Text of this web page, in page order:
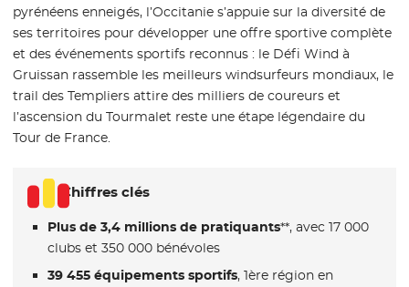
pyrénéens enneigés, l’Occitanie s’appuie sur la diversité de
ses territoires pour développer une offre sportive complète
et des événements sportifs reconnus : le Défi Wind à
Gruissan rassemble les meilleurs windsurfeurs mondiaux, le
trail des Templiers attire des milliers de coureurs et
l’ascension du Tourmalet reste une étape légendaire du
Tour de France.
Chiffres clés
Plus de 3,4 millions de pratiquants**, avec 17 000
clubs et 350 000 bénévoles
39 455 équipements sportifs, 1ère région en